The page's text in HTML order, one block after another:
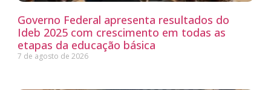
Governo Federal apresenta resultados do
Ideb 2025 com crescimento em todas as
etapas da educação básica
7 de agosto de 2026